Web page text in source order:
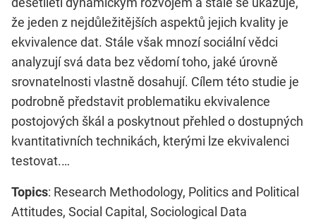
že jeden z nejdůležitějších aspektů jejich kvality je
ekvivalence dat. Stále však mnozí sociální vědci
analyzují svá data bez vědomí toho, jaké úrovně
srovnatelnosti vlastně dosahují. Cílem této studie je
podrobně představit problematiku ekvivalence
postojových škál a poskytnout přehled o dostupných
kvantitativních technikách, kterými lze ekvivalenci
testovat.…
Topics: Research Methodology, Politics and Political
Attitudes, Social Capital, Sociological Data